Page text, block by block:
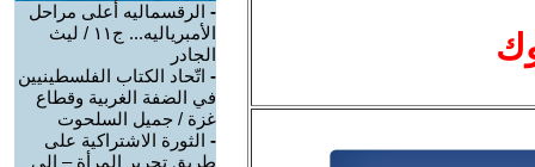
- الرقسماليه أعلى مراحل
الأمبرياليه... ج١١ / ليث
الجادر
- اتّحاد الكتاب الفلسطينيين
في الضفة الغربية وقطاع
غزة / جميل السلحوت
- الثورة الاشتراكية على
طريق تحرير المرأة – إلى